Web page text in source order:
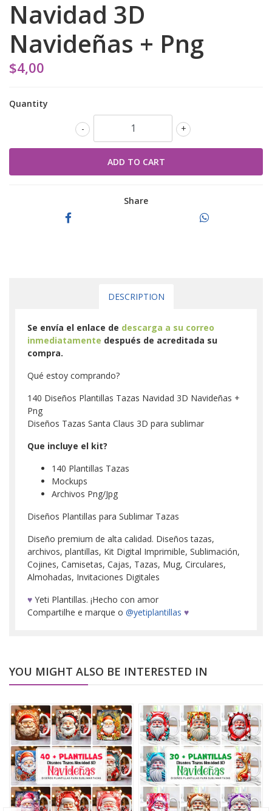
Navidad 3D
Navideñas + Png
$4,00
Quantity
+
-
Share
DESCRIPTION
Se envía el enlace de descarga a su correo
inmediatamente después de acreditada su
compra.
Qué estoy comprando?
140 Diseños Plantillas Tazas Navidad 3D Navideñas +
Png
Diseños Tazas Santa Claus 3D para sublimar
Que incluye el kit?
140 Plantillas Tazas
Mockups
Archivos Png/Jpg
Diseños Plantillas para Sublimar Tazas
Diseño premium de alta calidad. Diseños tazas,
archivos, plantillas, Kit Digital Imprimible, Sublimación,
Cojines, Camisetas, Cajas, Tazas, Mug, Circulares,
Almohadas, Invitaciones Digitales
♥ Yeti Plantillas. ¡Hecho con amor
Compartilhe e marque o @yetiplantillas ♥
YOU MIGHT ALSO BE INTERESTED IN